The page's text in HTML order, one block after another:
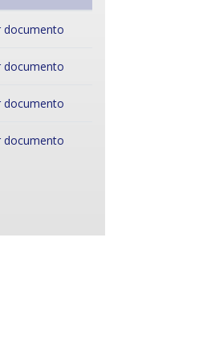
documento
documento
documento
documento